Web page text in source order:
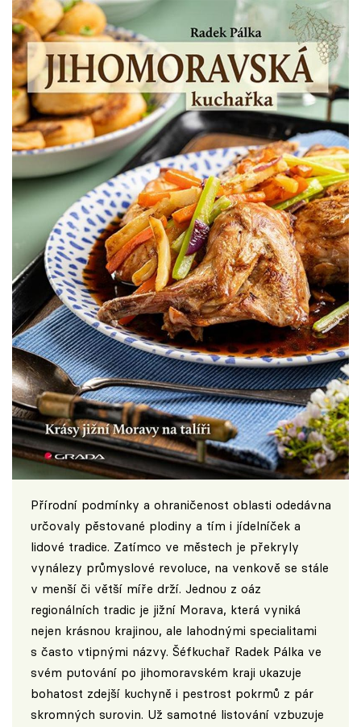
Přírodní podmínky a ohraničenost oblasti odedávna
určovaly pěstované plodiny a tím i jídelníček a
lidové tradice. Zatímco ve městech je překryly
vynálezy průmyslové revoluce, na venkově se stále
v menší či větší míře drží. Jednou z oáz
regionálních tradic je jižní Morava, která vyniká
nejen krásnou krajinou, ale lahodnými specialitami
s často vtipnými názvy. Šéfkuchař Radek Pálka ve
svém putování po jihomoravském kraji ukazuje
bohatost zdejší kuchyně i pestrost pokrmů z pár
skromných surovin. Už samotné listování vzbuzuje